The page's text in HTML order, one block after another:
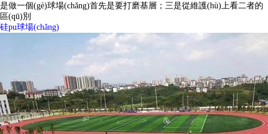
是做一個(gè)球場(chǎng)首先是要打磨基層；三是從維護(hù)上看二者的
區(qū)別
硅pu球場(chǎng)